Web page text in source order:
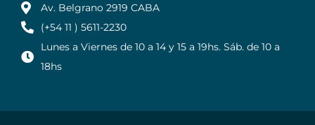
Av. Belgrano 2919 CABA
(+54 11 ) 5611-2230
Lunes a Viernes de 10 a 14 y 15 a 19hs. Sáb. de 10 a
18hs